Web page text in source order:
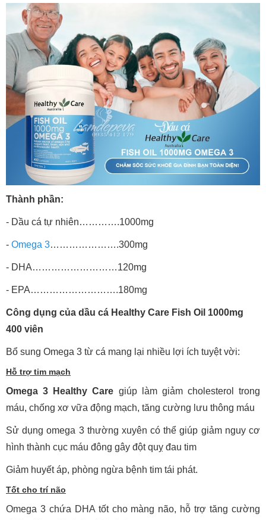
Thành phần:
- Dầu cá tự nhiên………….1000mg
- Omega 3………………….300mg
- DHA………………………120mg
- EPA……………………….180mg
Công dụng của dầu cá Healthy Care Fish Oil 1000mg
400 viên
Bổ sung Omega 3 từ cá mang lại nhiều lợi ích tuyệt vời:
Hỗ trợ tim mạch
Omega 3 Healthy Care giúp làm giảm cholesterol trong
máu, chống xơ vữa động mạch, tăng cường lưu thông máu
Sử dụng omega 3 thường xuyên có thể giúp giảm nguy cơ
hình thành cục máu đông gây đột quỵ đau tim
Giảm huyết áp, phòng ngừa bệnh tim tái phát.
Tốt cho trí não
Omega 3 chứa DHA tốt cho màng não, hỗ trợ tăng cường